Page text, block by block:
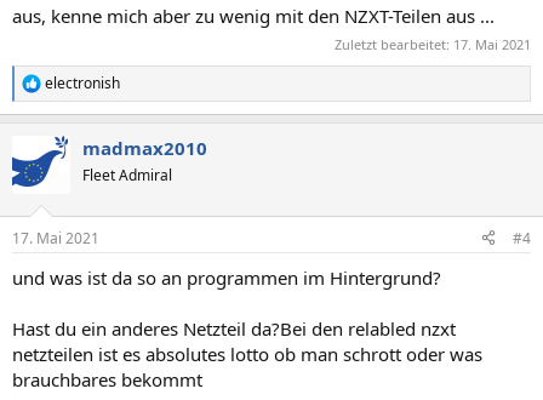
aus, kenne mich aber zu wenig mit den NZXT-Teilen aus ...
Zuletzt bearbeitet: 17. Mai 2021
R
e
t
i
e
:
electronish
madmax2010
Fleet Admiral
17. Mai 2021 #4
und was ist da so an programmen im Hintergrund?
Hast du ein anderes Netzteil da?Bei den relabled nzxt
netzteilen ist es absolutes lotto ob man schrott oder was
brauchbares bekommt